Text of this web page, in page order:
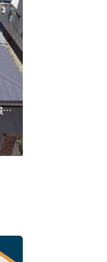
鹿嶋市にて、雨漏りによる1F棒葺き屋根葺き替え工事